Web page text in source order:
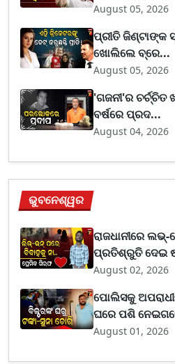
August 05, 2026
ପ୍ରୀତି ଜିଣ୍ଟାଙ୍କ
ଖୋଲିଲେ ବ୍ରେ...
August 05, 2026
'ଗଜନୀ'ର
ବର୍ଷରେ ପ୍ରଦ...
August 04, 2026
ଭୁବନେଶ୍ୱର
ରାଜଧାନୀରେ
ପ୍ରତିଶ୍ରୁତି ଦେଇ
August 02, 2026
ପୋଲିସକୁ
ଘରେ ପଶି
August 01, 2026